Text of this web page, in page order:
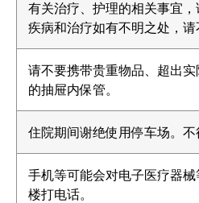
有关治疗、护理的相关事宜
疾病和治疗如有不明之处，请
请不要携带贵重物品、超出
的抽屉内保管。
住院期间谢绝使用停车场。不
手机等可能会对电子医疗器
楼打电话。